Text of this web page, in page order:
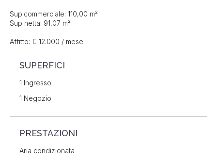
Sup.commerciale: 110,00 m²
Sup netta: 91,07 m²
Affitto: € 12.000 / mese
SUPERFICI
1 Ingresso
1 Negozio
PRESTAZIONI
Aria condizionata